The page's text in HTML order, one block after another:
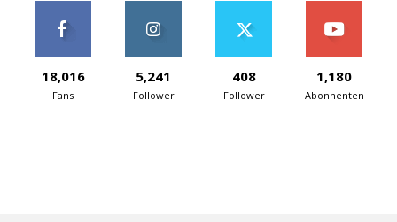
18,016
Fans
5,241
Follower
408
Follower
1,180
Abonnenten